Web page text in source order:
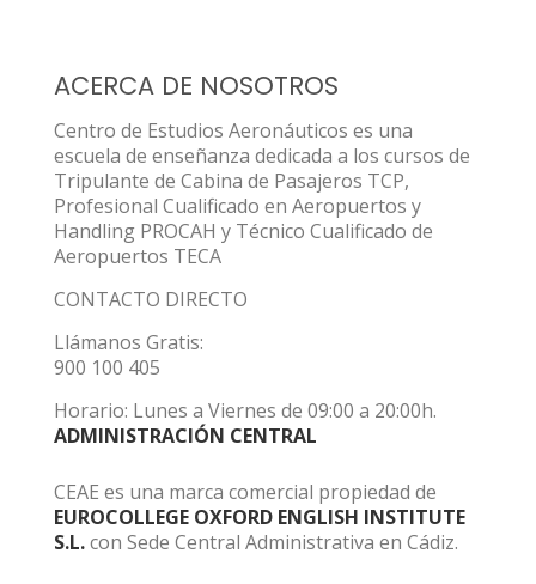
ACERCA DE NOSOTROS
Centro de Estudios Aeronáuticos es una
escuela de enseñanza dedicada a los cursos de
Tripulante de Cabina de Pasajeros TCP,
Profesional Cualificado en Aeropuertos y
Handling PROCAH y Técnico Cualificado de
Aeropuertos TECA
CONTACTO DIRECTO
Llámanos Gratis:
900 100 405
Horario: Lunes a Viernes de 09:00 a 20:00h.
ADMINISTRACIÓN CENTRAL
CEAE es una marca comercial propiedad de
EUROCOLLEGE OXFORD ENGLISH INSTITUTE
S.L.con Sede Central Administrativa en Cádiz.